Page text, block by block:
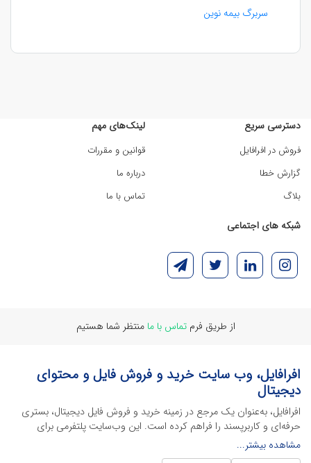
سربرگ بیمه نوین
دسترسی سریع
فروش در افرافایل
گزارش خطا
بلاگ
لینک‌های مهم
قوانین و مقررات
درباره ما
تماس با ما
شبکه های اجتماعی
از طریق فرمتماس با ما منتظر شما هستیم
افرافایل، وب سایت خرید و فروش فایل و محتوای
دیجیتال
افرافایل، به‌عنوان یک مرجع در زمینه خرید و فروش فایل دیجیتال، بستری
حرفه‌ای و کاربرپسند را فراهم کرده است. این وب‌سایت‌ پلتفرمی برای
طراحان، دانشجویان و فریلنسرها ایجاد می‌کند تا به راحتی محصولات
دیجیتال خود را به فروش رسانده یا از محتواهایی باکیفیت برای پیشبرد
مشاهده بیشتر...